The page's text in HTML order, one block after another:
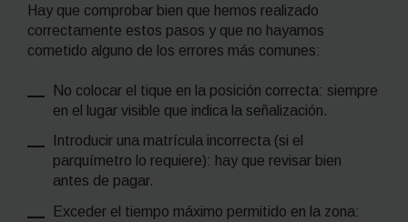
Hay que comprobar bien que hemos realizado
correctamente estos pasos y que no hayamos
cometido alguno de los errores más comunes:
No colocar el tique en la posición correcta: siempre
en el lugar visible que indica la señalización.
Introducir una matrícula incorrecta (si el
parquímetro lo requiere): hay que revisar bien
antes de pagar.
Exceder el tiempo máximo permitido en la zona: